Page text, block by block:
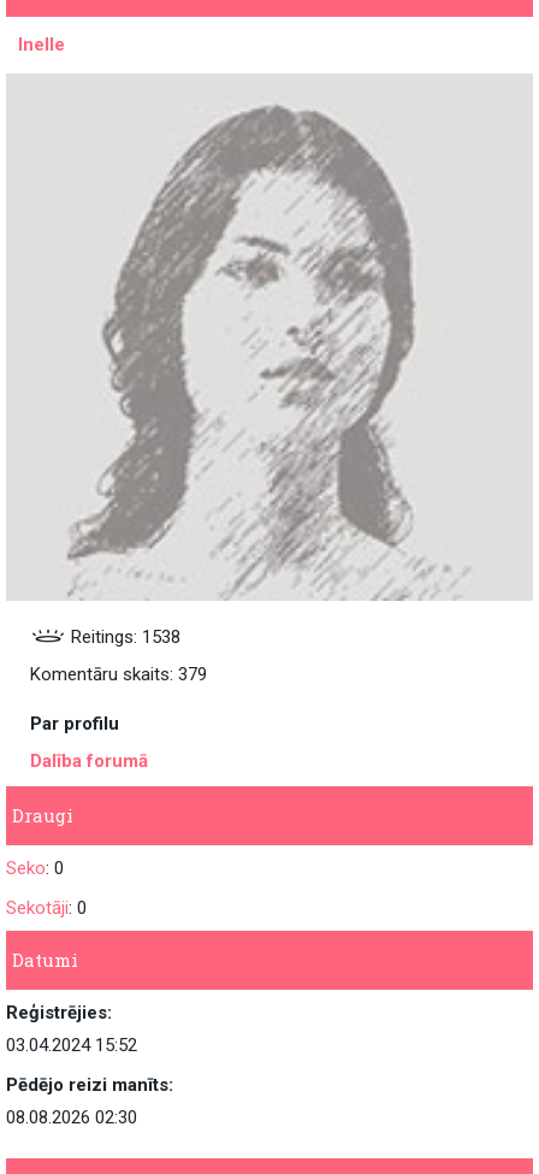
Inelle
Reitings: 1538
Komentāru skaits: 379
Par profilu
Dalība forumā
Draugi
Seko: 0
Sekotāji: 0
Datumi
Reģistrējies:
03.04.2024 15:52
Pēdējo reizi manīts:
08.08.2026 02:30